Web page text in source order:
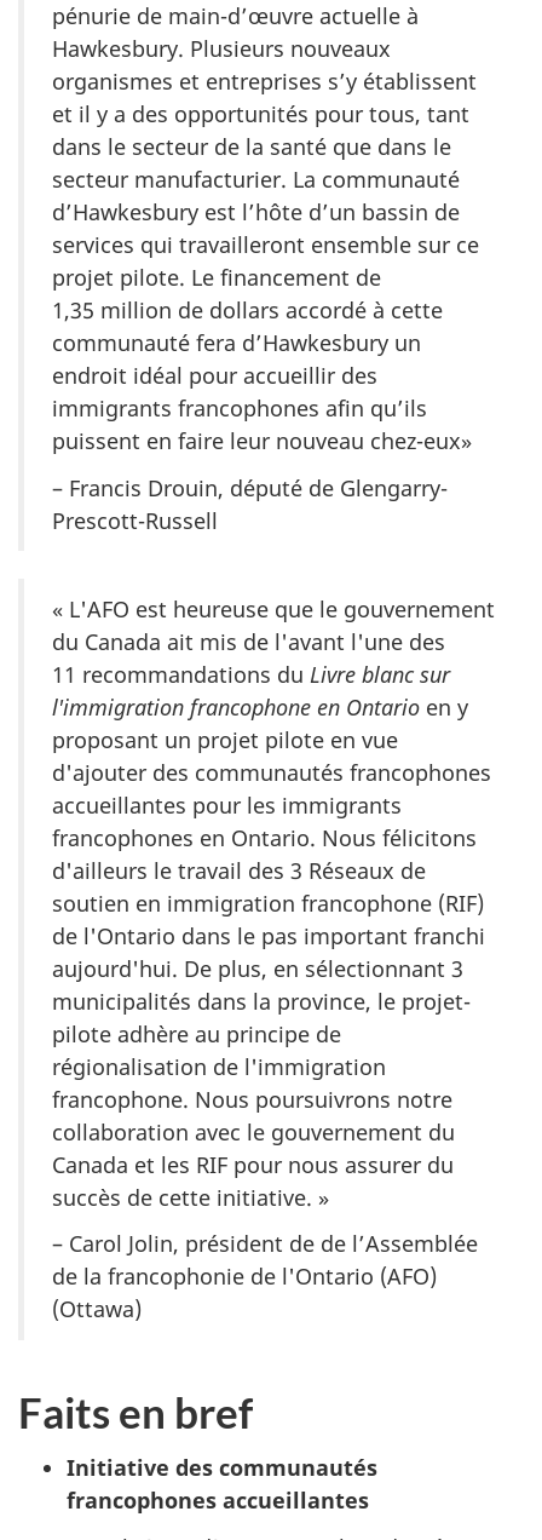
pénurie de main-d’œuvre actuelle à
Hawkesbury. Plusieurs nouveaux
organismes et entreprises s’y établissent
et il y a des opportunités pour tous, tant
dans le secteur de la santé que dans le
secteur manufacturier. La communauté
d’Hawkesbury est l’hôte d’un bassin de
services qui travailleront ensemble sur ce
projet pilote. Le financement de
1,35 million de dollars accordé à cette
communauté fera d’Hawkesbury un
endroit idéal pour accueillir des
immigrants francophones afin qu’ils
puissent en faire leur nouveau chez-eux»
– Francis Drouin, député de Glengarry-
Prescott-Russell
« L'AFO est heureuse que le gouvernement
du Canada ait mis de l'avant l'une des
11 recommandations du Livre blanc sur
l'immigration francophone en Ontario en y
proposant un projet pilote en vue
d'ajouter des communautés francophones
accueillantes pour les immigrants
francophones en Ontario. Nous félicitons
d'ailleurs le travail des 3 Réseaux de
soutien en immigration francophone (RIF)
de l'Ontario dans le pas important franchi
aujourd'hui. De plus, en sélectionnant 3
municipalités dans la province, le projet-
pilote adhère au principe de
régionalisation de l'immigration
francophone. Nous poursuivrons notre
collaboration avec le gouvernement du
Canada et les RIF pour nous assurer du
succès de cette initiative. »
– Carol Jolin, président de de l’Assemblée
de la francophonie de l'Ontario (AFO)
(Ottawa)
Faits en bref
Initiative des communautés
francophones accueillantes